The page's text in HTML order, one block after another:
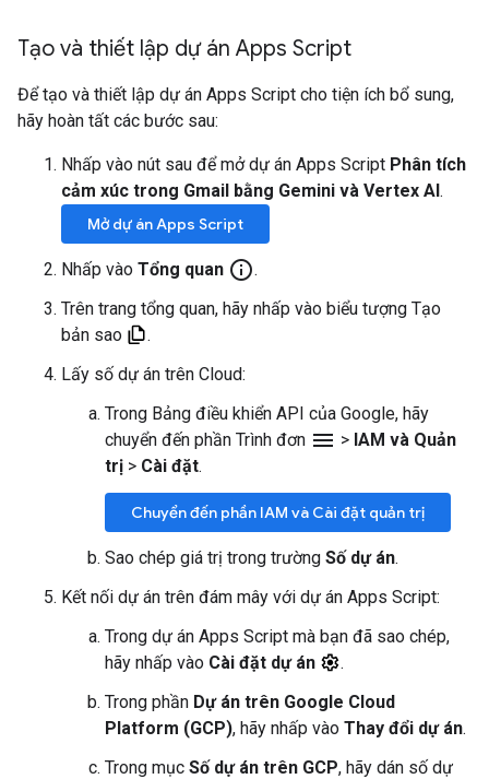
Tạo và thiết lập dự án Apps Script
Để tạo và thiết lập dự án Apps Script cho tiện ích bổ sung,
hãy hoàn tất các bước sau:
Nhấp vào nút sau để mở dự án Apps Script Phân tích
cảm xúc trong Gmail bằng Gemini và Vertex AI.
Mở dự án Apps Script
Nhấp vào Tổng quan info_outline.
Trên trang tổng quan, hãy nhấp vào biểu tượng Tạo
bản sao
.
Lấy số dự án trên Cloud:
Trong Bảng điều khiển API của Google, hãy
chuyển đến phần Trình đơn menu > IAM và Quản
trị > Cài đặt.
Chuyển đến phần IAM và Cài đặt quản trị
Sao chép giá trị trong trường Số dự án.
Kết nối dự án trên đám mây với dự án Apps Script:
Trong dự án Apps Script mà bạn đã sao chép,
hãy nhấp vào Cài đặt dự án
.
Trong phần Dự án trên Google Cloud
Platform (GCP), hãy nhấp vào Thay đổi dự án.
Trong mục Số dự án trên GCP, hãy dán số dự